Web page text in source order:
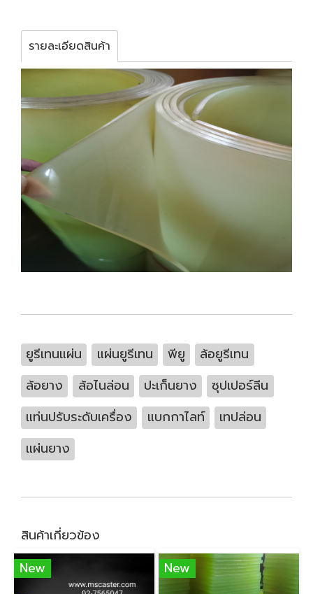
รายละเอียดสินค้า
ยูรีเทนแผ่น แผ่นยูรีเทน พียู
ล้อยูรีเทน
ล้อยาง
ล้อไนล่อน ปะเก็นยาง
ซุปเปอร์ลีน
แท่นปรับระดับเครื่อง
แบกกาไลท์
เทปล่อน
แผ่นยาง
สินค้าเกี่ยวข้อง
New
New